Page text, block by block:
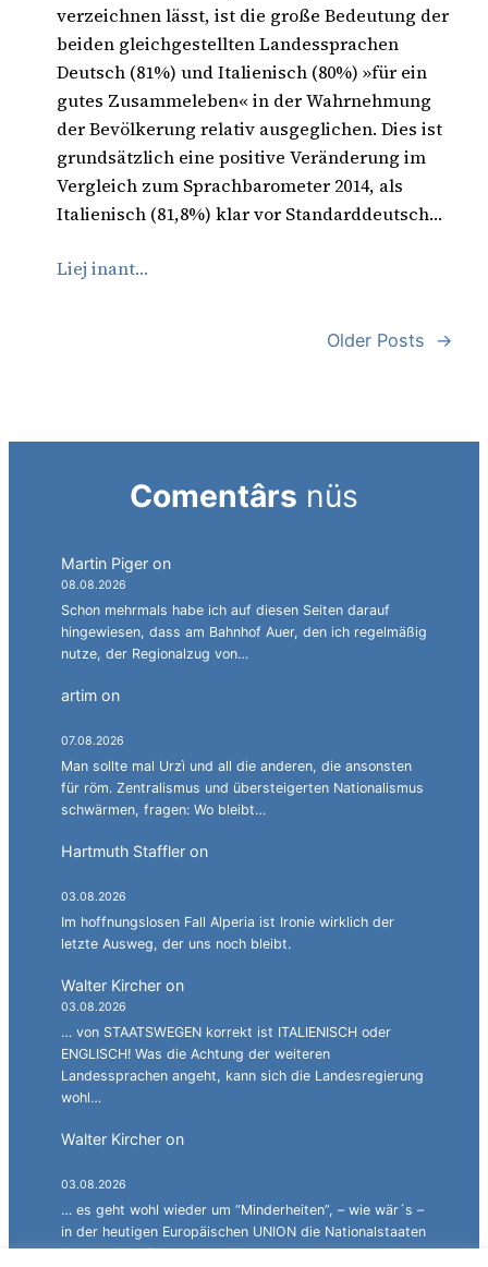
verzeichnen lässt, ist die große Bedeutung der
beiden gleichgestellten Landessprachen
Deutsch (81%) und Italienisch (80%) »für ein
gutes Zusammeleben« in der Wahrnehmung
der Bevölkerung relativ ausgeglichen. Dies ist
grundsätzlich eine positive Veränderung im
Vergleich zum Sprachbarometer 2014, als
Italienisch (81,8%) klar vor Standarddeutsch…
Liej inant…
Older Posts →
Comentârs nüs
Martin Piger on
08.08.2026
Schon mehrmals habe ich auf diesen Seiten darauf
hingewiesen, dass am Bahnhof Auer, den ich regelmäßig
nutze, der Regionalzug von…
artim on
07.08.2026
Man sollte mal Urzì und all die anderen, die ansonsten
für röm. Zentralismus und übersteigerten Nationalismus
schwärmen, fragen: Wo bleibt…
Hartmuth Staffler on
03.08.2026
Im hoffnungslosen Fall Alperia ist Ironie wirklich der
letzte Ausweg, der uns noch bleibt.
Walter Kircher on
03.08.2026
… von STAATSWEGEN korrekt ist ITALIENISCH oder
ENGLISCH! Was die Achtung der weiteren
Landessprachen angeht, kann sich die Landesregierung
wohl…
Walter Kircher on
03.08.2026
… es geht wohl wieder um “Minderheiten”, – wie wär´s –
in der heutigen Europäischen UNION die Nationalstaaten
langsam “zurückzustutzen”…